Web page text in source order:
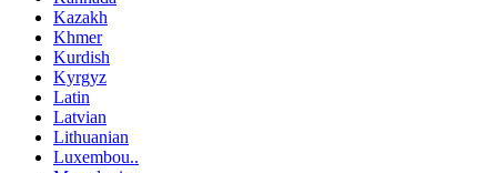
Kazakh
Khmer
Kurdish
Kyrgyz
Latin
Latvian
Lithuanian
Luxembou..